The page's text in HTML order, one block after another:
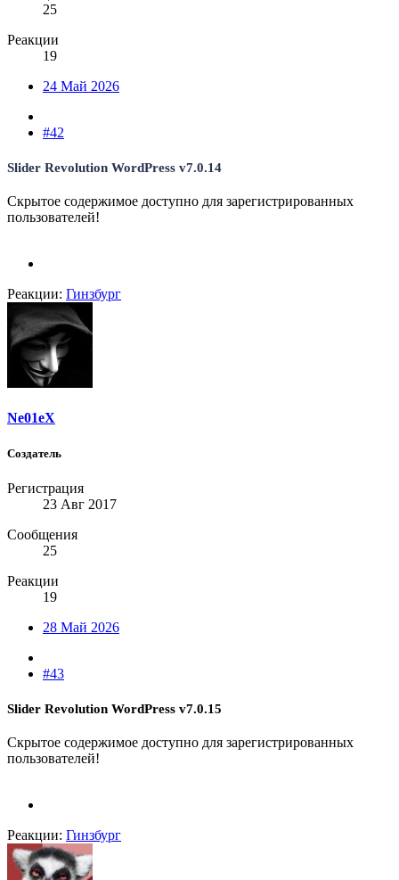
25
Реакции
19
24 Май 2026
#42
Slider Revolution WordPress v7.0.14
Скрытое содержимое доступно для зарегистрированных
пользователей!
Реакции: Гинзбург
Ne01eX
Создатель
Регистрация
23 Авг 2017
Сообщения
25
Реакции
19
28 Май 2026
#43
Slider Revolution WordPress v7.0.15
Скрытое содержимое доступно для зарегистрированных
пользователей!
Реакции: Гинзбург